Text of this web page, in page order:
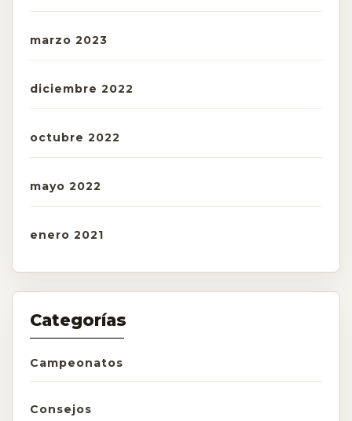
marzo 2023
diciembre 2022
octubre 2022
mayo 2022
enero 2021
Categorías
Campeonatos
Consejos